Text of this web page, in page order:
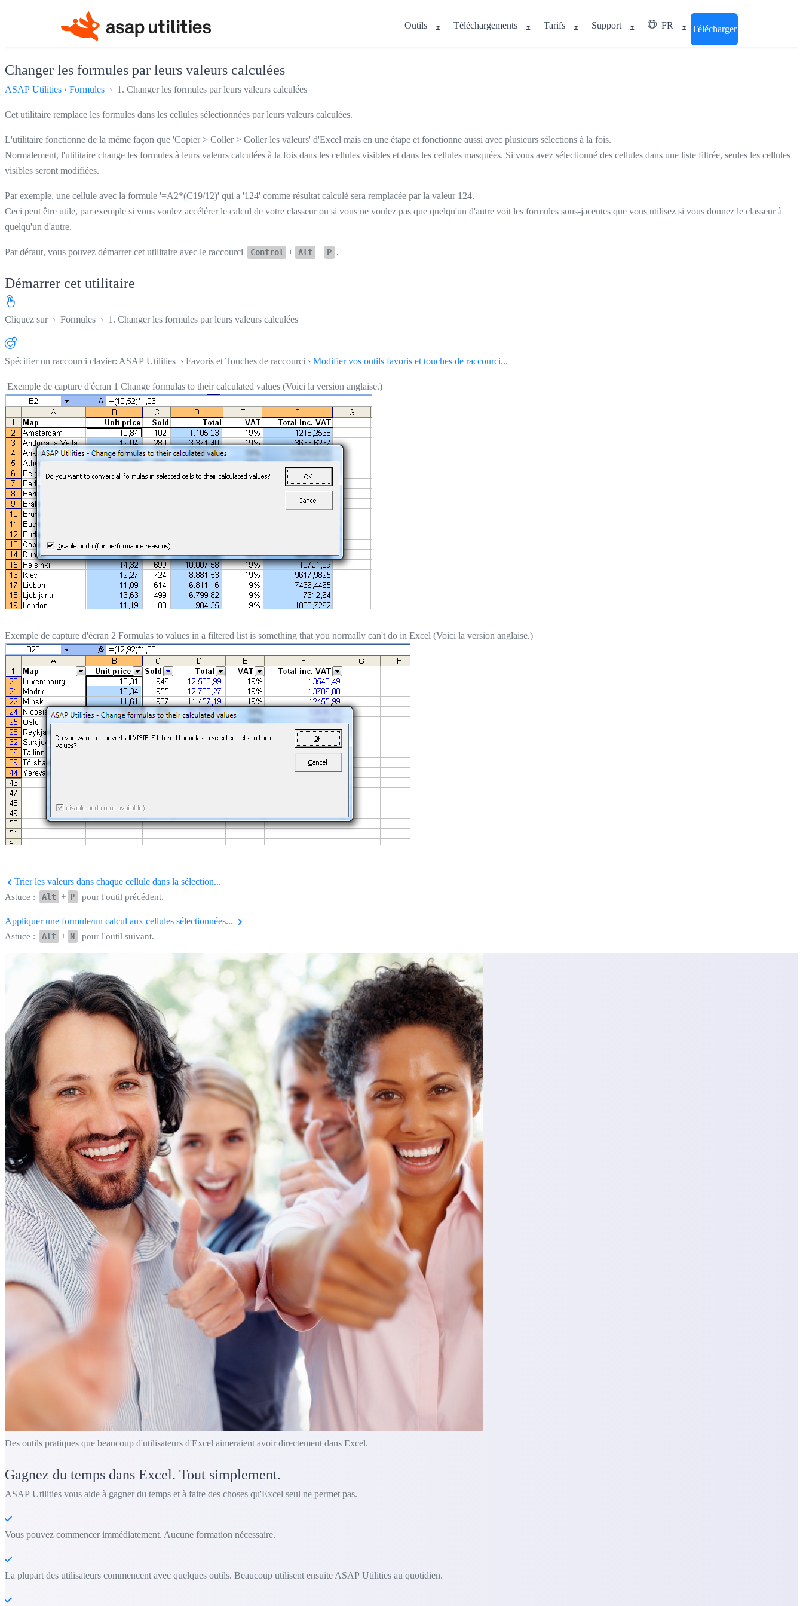
Outils Téléchargements Tarifs Support FR Télécharger
Changer les formules par leurs valeurs calculées
ASAP Utilities › Formules › 1. Changer les formules par leurs valeurs calculées
Cet utilitaire remplace les formules dans les cellules sélectionnées par leurs valeurs calculées.
L'utilitaire fonctionne de la même façon que 'Copier > Coller > Coller les valeurs' d'Excel mais en une étape et fonctionne aussi avec plusieurs sélections à la fois.
Normalement, l'utilitaire change les formules à leurs valeurs calculées à la fois dans les cellules visibles et dans les cellules masquées. Si vous avez sélectionné des cellules dans une liste filtrée, seules les cellules
visibles seront modifiées.
Par exemple, une cellule avec la formule '=A2*(C19/12)' qui a '124' comme résultat calculé sera remplacée par la valeur 124.
Ceci peut être utile, par exemple si vous voulez accélérer le calcul de votre classeur ou si vous ne voulez pas que quelqu'un d'autre voit les formules sous-jacentes que vous utilisez si vous donnez le classeur à
quelqu'un d'autre.
Par défaut, vous pouvez démarrer cet utilitaire avec le raccourci Control + Alt + P .
Démarrer cet utilitaire
Cliquez sur › Formules › 1. Changer les formules par leurs valeurs calculées
Spécifier un raccourci clavier: ASAP Utilities › Favoris et Touches de raccourci › Modifier vos outils favoris et touches de raccourci...
Exemple de capture d'écran 1 Change formulas to their calculated values (Voici la version anglaise.)
Exemple de capture d'écran 2 Formulas to values in a filtered list is something that you normally can't do in Excel (Voici la version anglaise.)
Trier les valeurs dans chaque cellule dans la sélection...
Astuce : Alt + P pour l'outil précédent.
Appliquer une formule/un calcul aux cellules sélectionnées...
Astuce : Alt + N pour l'outil suivant.
Des outils pratiques que beaucoup d'utilisateurs d'Excel aimeraient avoir directement dans Excel.
Gagnez du temps dans Excel. Tout simplement.
ASAP Utilities vous aide à gagner du temps et à faire des choses qu'Excel seul ne permet pas.
Vous pouvez commencer immédiatement. Aucune formation nécessaire.
La plupart des utilisateurs commencent avec quelques outils. Beaucoup utilisent ensuite ASAP Utilities au quotidien.